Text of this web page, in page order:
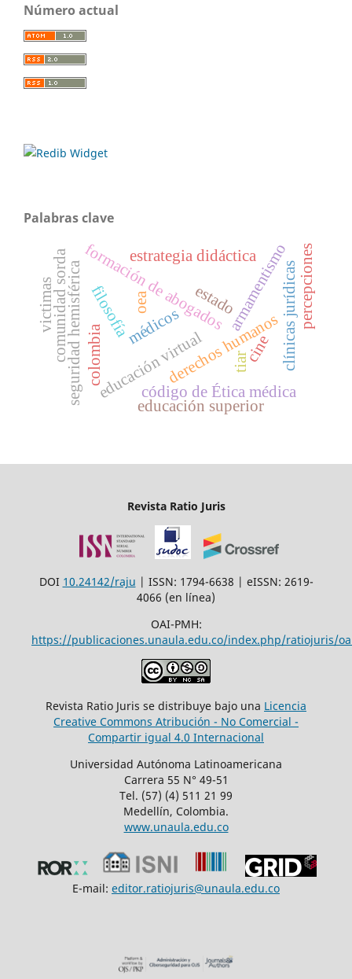
Número actual
Palabras clave
derechos humanos
médicos
código de Ética médica
colombia
educación superior
formación de abogados
educación virtual
estrategia didáctica
clínicas jurídicas
seguridad hemisférica armamentismo
tiar
oea estado
filosofía
comunidad sorda
victimas percepciones
cine
Revista Ratio Juris
DOI 10.24142/raju | ISSN: 1794-6638 | eISSN: 2619-
4066 (en línea)
OAI-PMH:
https://publicaciones.unaula.edu.co/index.php/ratiojuris/
Revista Ratio Juris se distribuye bajo una Licencia
Creative Commons Atribución - No Comercial -
Compartir igual 4.0 Internacional
Universidad Autónoma Latinoamericana
Carrera 55 N° 49-51
Tel. (57) (4) 511 21 99
Medellín, Colombia.
www.unaula.edu.co
E-mail: editor.ratiojuris@unaula.edu.co